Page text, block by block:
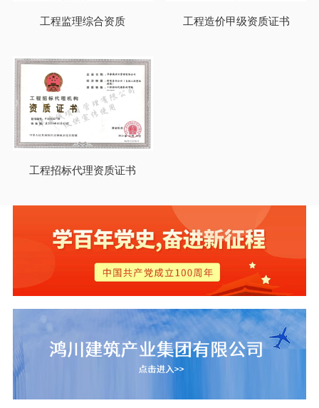
工程监理综合资质 工程造价甲级资质证书
工程招标代理资质证书